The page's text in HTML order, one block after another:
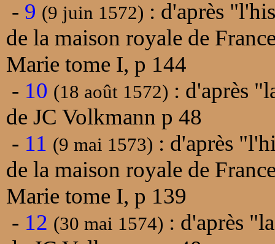
- 9 (9 juin 1572) : d'après
de la maison royale de
Marie tome I, p 144
- 10 (18 août 1572) : d'après
de JC Volkmann p 48
- 11 (9 mai 1573) : d'après
de la maison royale de
Marie tome I, p 139
- 12 (30 mai 1574) : d'après